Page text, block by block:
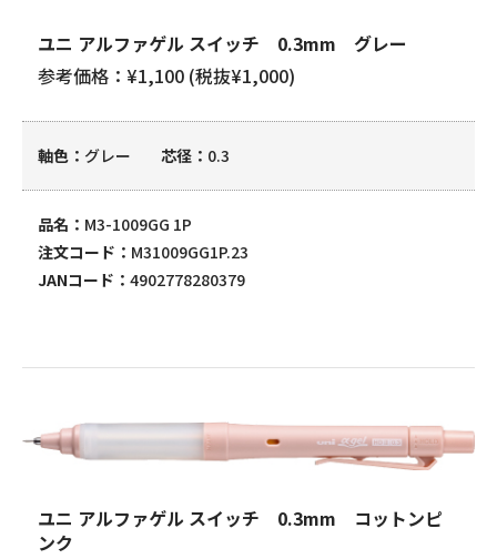
ユニ アルファゲル スイッチ 0.3mm グレー
参考価格：¥1,100 (税抜¥1,000)
軸色 グレー 芯径 0.3
品名
M3-1009GG 1P
注文コード
M31009GG1P.23
JANコード
4902778280379
ユニ アルファゲル スイッチ 0.3mm コットンピ
ンク